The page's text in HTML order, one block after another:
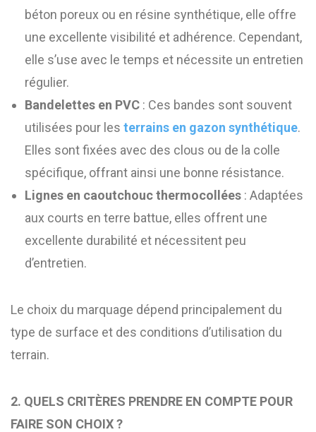
béton poreux ou en résine synthétique, elle offre
une excellente visibilité et adhérence. Cependant,
elle s’use avec le temps et nécessite un entretien
régulier.
Bandelettes en PVC : Ces bandes sont souvent
utilisées pour les terrains en gazon synthétique.
Elles sont fixées avec des clous ou de la colle
spécifique, offrant ainsi une bonne résistance.
Lignes en caoutchouc thermocollées : Adaptées
aux courts en terre battue, elles offrent une
excellente durabilité et nécessitent peu
d’entretien.
Le choix du marquage dépend principalement du
type de surface et des conditions d’utilisation du
terrain.
2. QUELS CRITÈRES PRENDRE EN COMPTE POUR
FAIRE SON CHOIX ?